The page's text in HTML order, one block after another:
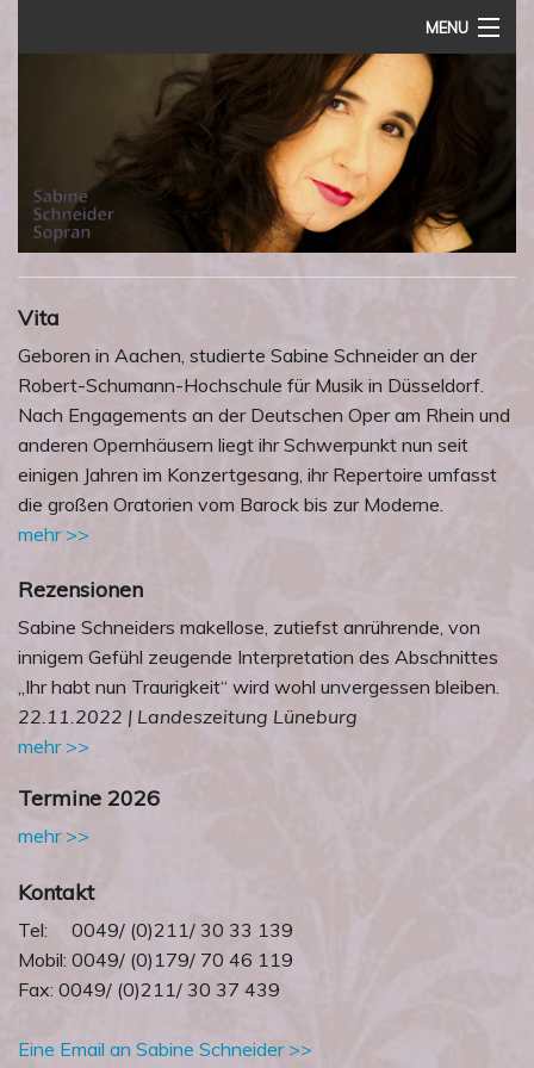
MENU
Termine
Rezensionen
Impressum
Vita
Geboren in Aachen, studierte Sabine Schneider an der
Robert-Schumann-Hochschule für Musik in Düsseldorf.
Nach Engagements an der Deutschen Oper am Rhein und
anderen Opernhäusern liegt ihr Schwerpunkt nun seit
einigen Jahren im Konzertgesang, ihr Repertoire umfasst
die großen Oratorien vom Barock bis zur Moderne.
mehr >>
Rezensionen
Sabine Schneiders makellose, zutiefst anrührende, von
innigem Gefühl zeugende Interpretation des Abschnittes
„Ihr habt nun Traurigkeit“ wird wohl unvergessen bleiben.
22.11.2022 | Landeszeitung Lüneburg
mehr >>
Termine 2026
mehr >>
Kontakt
Tel: 0049/ (0)211/ 30 33 139
Mobil: 0049/ (0)179/ 70 46 119
Fax: 0049/ (0)211/ 30 37 439
Eine Email an Sabine Schneider >>